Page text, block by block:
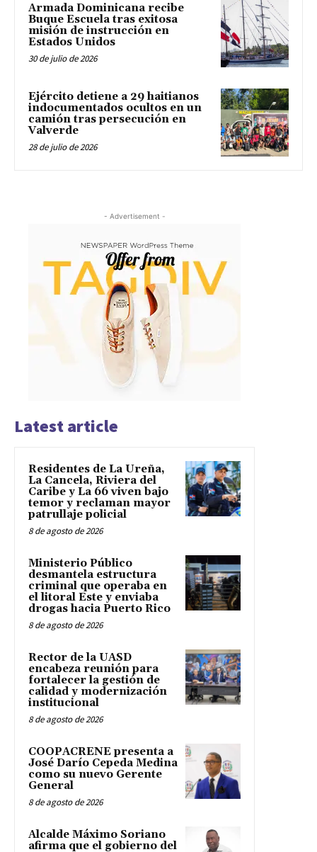
Armada Dominicana recibe
Buque Escuela tras exitosa
misión de instrucción en
Estados Unidos
30 de julio de 2026
Ejército detiene a 29 haitianos
indocumentados ocultos en un
camión tras persecución en
Valverde
28 de julio de 2026
- Advertisement -
Latest article
Residentes de La Ureña,
La Cancela, Riviera del
Caribe y La 66 viven bajo
temor y reclaman mayor
patrullaje policial
8 de agosto de 2026
Ministerio Público
desmantela estructura
criminal que operaba en
el litoral Este y enviaba
drogas hacia Puerto Rico
8 de agosto de 2026
Rector de la UASD
encabeza reunión para
fortalecer la gestión de
calidad y modernización
institucional
8 de agosto de 2026
COOPACRENE presenta a
José Darío Cepeda Medina
como su nuevo Gerente
General
8 de agosto de 2026
Alcalde Máximo Soriano
afirma que el gobierno del